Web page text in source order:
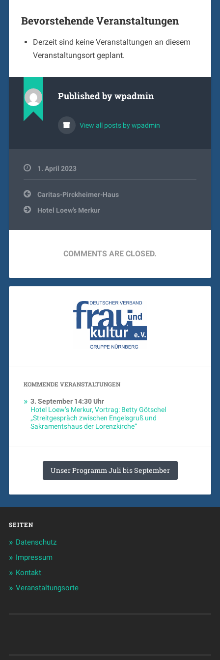
Bevorstehende Veranstaltungen
Derzeit sind keine Veranstaltungen an diesem
Veranstaltungsort geplant.
Published bywpadmin
View all posts by wpadmin
1. April 2023
Beitragsnavigation
Caritas-Pirckheimer-Haus
Hotel Loew’s Merkur
COMMENTS ARE CLOSED.
KOMMENDE VERANSTALTUNGEN
3. September14:30 Uhr
Hotel Loew’s Merkur, Vortrag: Betty Götschel
„Streitgespräch zwischen Engelsgruß und
Sakramentshaus der Lorenzkirche“
Unser Programm Juli bis September
SEITEN
Datenschutz
Impressum
Kontakt
Veranstaltungsorte